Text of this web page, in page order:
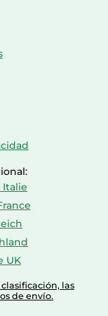
Italie
UK
las
de envío.